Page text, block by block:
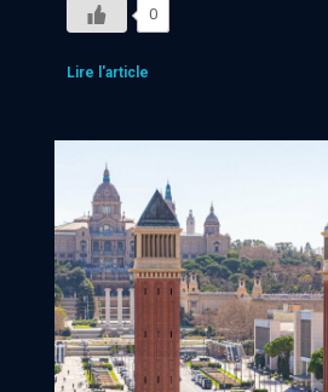
0
Lire l'article